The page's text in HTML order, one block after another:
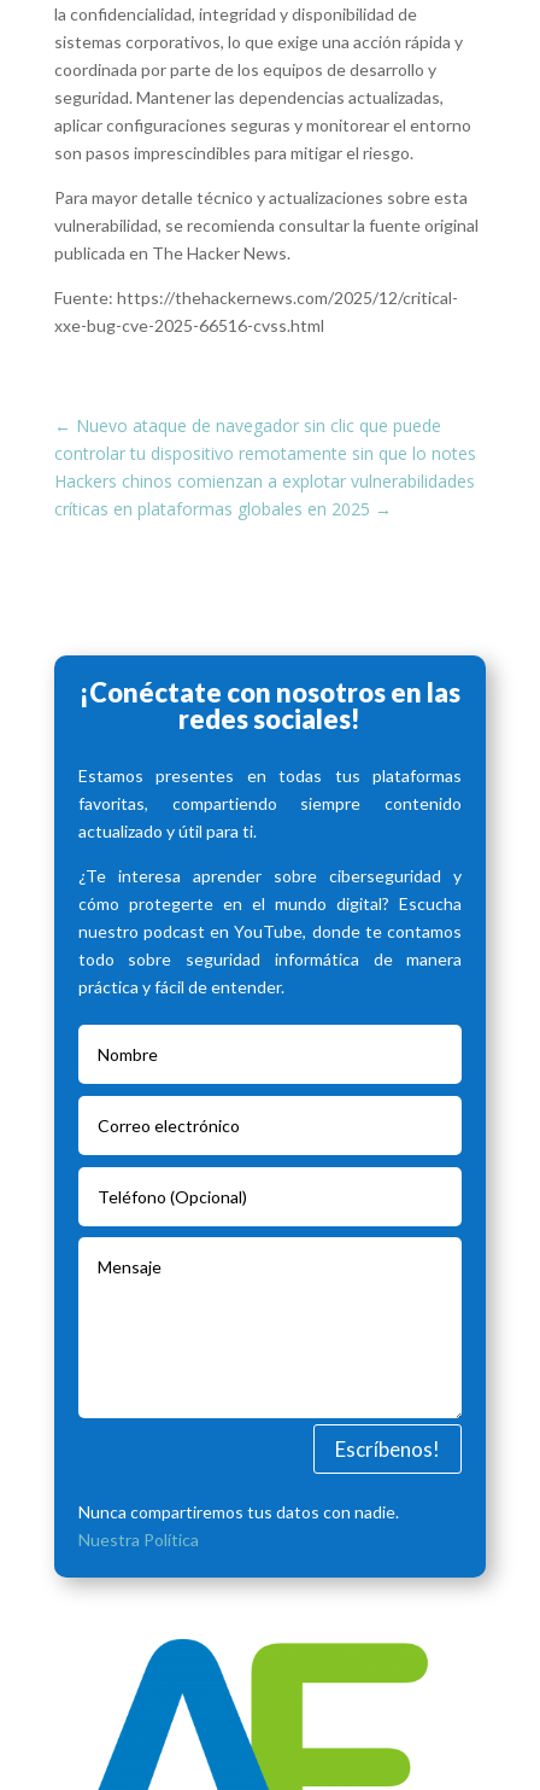
la confidencialidad, integridad y disponibilidad de
sistemas corporativos, lo que exige una acción rápida y
coordinada por parte de los equipos de desarrollo y
seguridad. Mantener las dependencias actualizadas,
aplicar configuraciones seguras y monitorear el entorno
son pasos imprescindibles para mitigar el riesgo.
Para mayor detalle técnico y actualizaciones sobre esta
vulnerabilidad, se recomienda consultar la fuente original
publicada en The Hacker News.
Fuente: https://thehackernews.com/2025/12/critical-
xxe-bug-cve-2025-66516-cvss.html
← Nuevo ataque de navegador sin clic que puede
controlar tu dispositivo remotamente sin que lo notes
Hackers chinos comienzan a explotar vulnerabilidades
críticas en plataformas globales en 2025 →
¡Conéctate con nosotros en las
redes sociales!
Estamos presentes en todas tus plataformas
favoritas, compartiendo siempre contenido
actualizado y útil para ti.
¿Te interesa aprender sobre ciberseguridad y
cómo protegerte en el mundo digital? Escucha
nuestro podcast en YouTube, donde te contamos
todo sobre seguridad informática de manera
práctica y fácil de entender.
Escríbenos!
Nunca compartiremos tus datos con nadie.
Nuestra Política